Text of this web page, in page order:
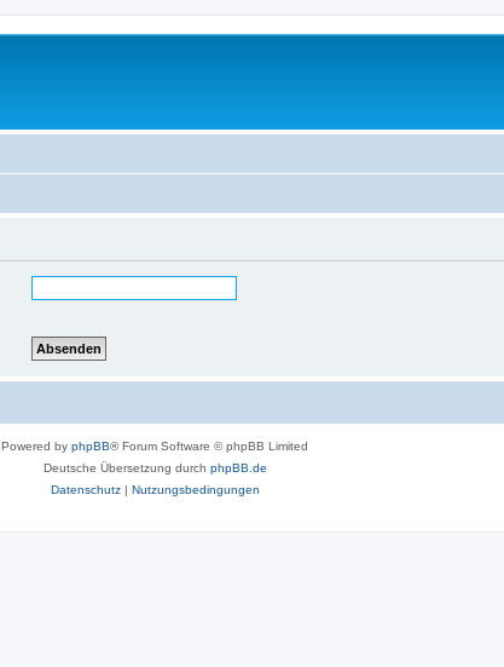
Powered by phpBB® Forum Software © phpBB Limited
Deutsche Übersetzung durch phpBB.de
Datenschutz| Nutzungsbedingungen